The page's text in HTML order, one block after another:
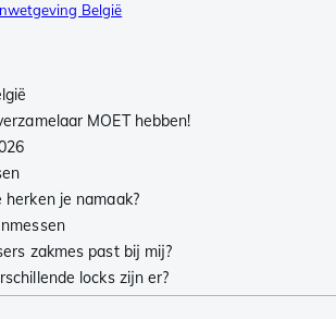
MOET hebben!
herken je namaak?
zakmes past bij mij?
locks zijn er?
België